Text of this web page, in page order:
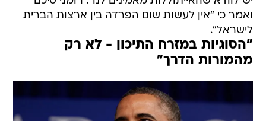
ואמר כי "אין לעשות שום הפרדה בין ארצות הברית
לישראל".
"הסוגיות במזרח התיכון - לא רק
מהמורות הדרך"